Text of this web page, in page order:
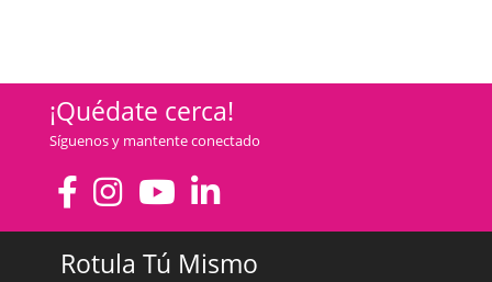
¡Quédate cerca!
Síguenos y mantente conectado
Rotula Tú Mismo